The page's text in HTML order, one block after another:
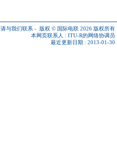
请与我们联系 - 版权 © 国际电联 2026 版权所有
本网页联系人 : ITU-R的网络协调员
最近更新日期 : 2013-01-30